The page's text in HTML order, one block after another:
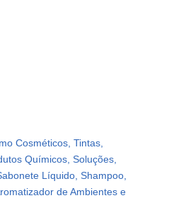
Cosméticos, Tintas,
Químicos, Soluções,
Líquido, Shampoo,
de Ambientes e